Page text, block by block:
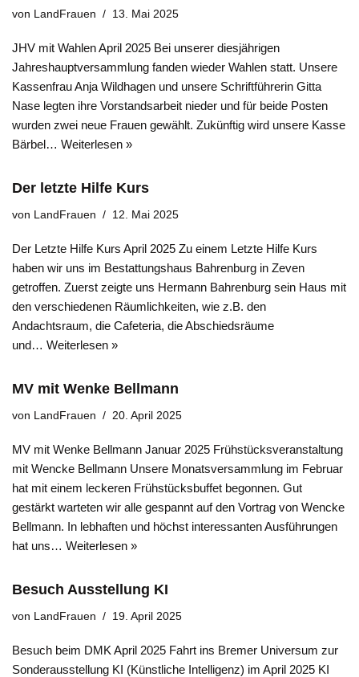
von LandFrauen 13. Mai 2025
JHV mit Wahlen April 2025 Bei unserer diesjährigen
Jahreshauptversammlung fanden wieder Wahlen statt. Unsere
Kassenfrau Anja Wildhagen und unsere Schriftführerin Gitta
Nase legten ihre Vorstandsarbeit nieder und für beide Posten
wurden zwei neue Frauen gewählt. Zukünftig wird unsere Kasse
Bärbel… Weiterlesen »
Der letzte Hilfe Kurs
von LandFrauen 12. Mai 2025
Der Letzte Hilfe Kurs April 2025 Zu einem Letzte Hilfe Kurs
haben wir uns im Bestattungshaus Bahrenburg in Zeven
getroffen. Zuerst zeigte uns Hermann Bahrenburg sein Haus mit
den verschiedenen Räumlichkeiten, wie z.B. den
Andachtsraum, die Cafeteria, die Abschiedsräume
und… Weiterlesen »
MV mit Wenke Bellmann
von LandFrauen 20. April 2025
MV mit Wenke Bellmann Januar 2025 Frühstücksveranstaltung
mit Wencke Bellmann Unsere Monatsversammlung im Februar
hat mit einem leckeren Frühstücksbuffet begonnen. Gut
gestärkt warteten wir alle gespannt auf den Vortrag von Wencke
Bellmann. In lebhaften und höchst interessanten Ausführungen
hat uns… Weiterlesen »
Besuch Ausstellung KI
von LandFrauen 19. April 2025
Besuch beim DMK April 2025 Fahrt ins Bremer Universum zur
Sonderausstellung KI (Künstliche Intelligenz) im April 2025 KI